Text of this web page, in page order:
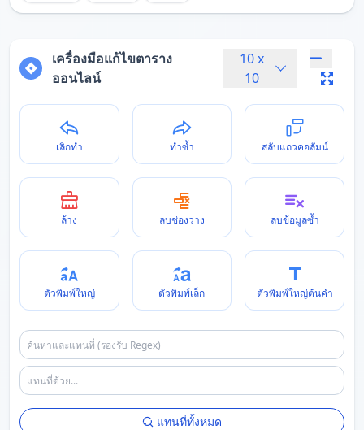
เครื่องมือแก้ไขตาราง
ออนไลน์
10x
10
เลิกทำ ทำซ้ำ สลับแถวคอลัมน์
ล้าง ลบช่องว่าง ลบข้อมูลซ้ำ
ตัวพิมพ์ใหญ่ ตัวพิมพ์เล็ก ตัวพิมพ์ใหญ่ต้นคำ
แทนที่ทั้งหมด